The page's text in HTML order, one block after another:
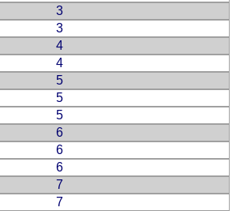
3
3
4
4
5
5
5
6
6
6
7
7